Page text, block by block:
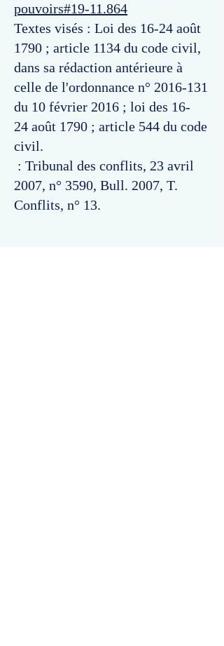
pouvoirs#19-11.864
Textes visés : Loi des 16-24 août
1790 ; article 1134 du code civil,
dans sa rédaction antérieure à
celle de l'ordonnance n° 2016-131
du 10 février 2016 ; loi des 16-
24 août 1790 ; article 544 du code
civil.
: Tribunal des conflits, 23 avril
2007, n° 3590, Bull. 2007, T.
Conflits, n° 13.